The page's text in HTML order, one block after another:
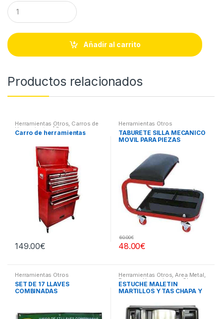
Q
u
a
t
i
Añadir al carrito
Productos relacionados
Herramientas Otros, Carros de
Herramientas | Bancos
Carro de herramientas
149.00€
Herramientas Otros
TABURETE SILLA MECANICO
MOVIL PARA PIEZAS
48.00€
60.00€
Herramientas Otros
SET DE 17 LLAVES
COMBINADAS
Herramientas Otros,Area Metal,
Roscas, Herramientas Chapa y
Pintura,Maletines Herramientas,
Extractores, Compresímetros,
ESTUCHE MALETIN
MARTILLOS Y TAS CHAPA Y